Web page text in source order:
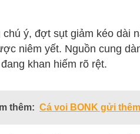
ý, đợt sụt giảm kéo dài
niêm yết. Nguồn cung
khan hiếm rõ rệt.
thêm: Cá voi BONK gửi